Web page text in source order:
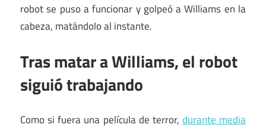
robot se puso a funcionar y golpeó a Williams en la
cabeza, matándolo al instante.
Tras matar a Williams, el robot
siguió trabajando
Como si fuera una película de terror, durante media